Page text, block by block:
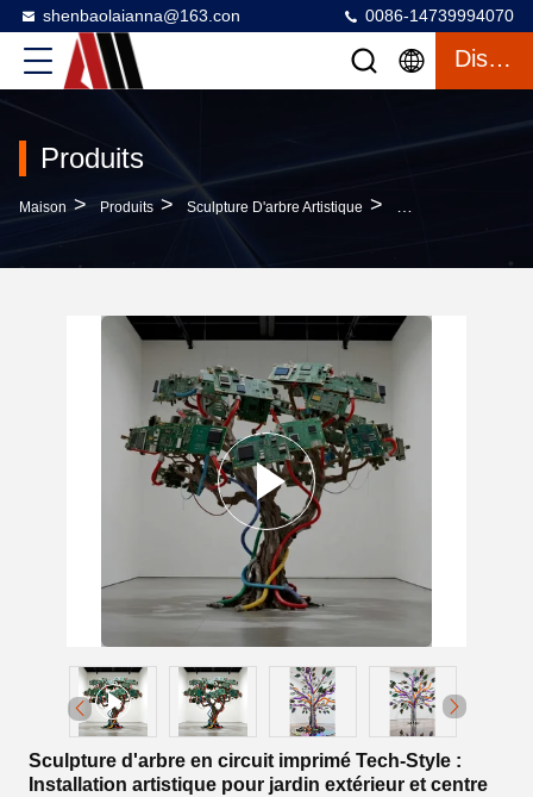
shenbaolaianna@163.con 0086-14739994070
Discuter
Produits
Maison > Produits > Sculpture D'arbre Artistique > Sculpture D'arbre
Sculpture d'arbre en circuit imprimé Tech-Style :
Installation artistique pour jardin extérieur et centre